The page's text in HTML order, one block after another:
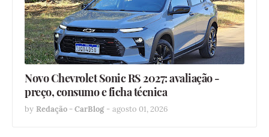
Novo Chevrolet Sonic RS 2027: avaliação -
preço, consumo e ficha técnica
by Redação - CarBlog - agosto 01, 2026